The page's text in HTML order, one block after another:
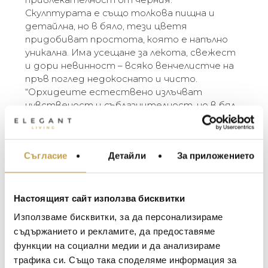
Съгласие Детайли За приложението
Настоящият сайт използва бисквитки
Използваме бисквитки, за да персонализираме
съдържанието и рекламите, да предоставяме
функции на социални медии и да анализираме
трафика си. Също така споделяме информация за
Скулптурата е също толкова пищна и
детайлна, но в бяло, тези цветя
придобиват простота, която е напълно
уникална. Има усещане за лекота, свежест
и дори невинност – всяко венчелистче на
пръв поглед недокоснато и чисто.
“Орхидеите естествено излъчват
чувственост и съблазнителност, но в бял
никел те придобиват съвсем различно
значение – елемент на яркост, която
сещам за бели орхидеи, си представям
чистотата и сладостта на новородено
съвместния им живот.” – Michael Aram
The Michael Aram White Orchid Collection
illuminates the ethereal spirit of the orchid
flower. Evocative of purity, delicacy, femininity
and grace, the white metal version offers a
МЕБЕЛИ ЗА ДОМА И
ЗА МАСАТА
ТЕКСТИЛ ЗА ДОМА
BACCARAT
TOM DIXON